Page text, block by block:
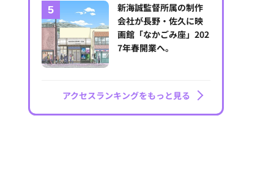
新海誠監督所属の制作
会社が長野・佐久に映
画館「なかごみ座」202
7年春開業へ。
アクセスランキングをもっと見る